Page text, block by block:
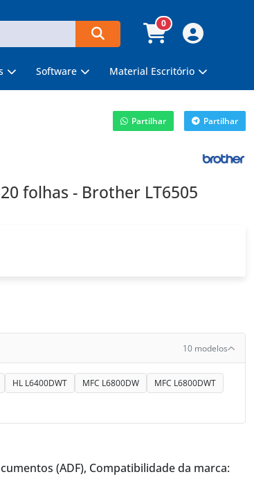
0
Software Material Escritório
Partilhar Partilhar
folhas - Brother LT6505
10 modelos
HL L6400DWT MFC L6800DW
MFC L6800DWT
(ADF), Compatibilidade da marca: